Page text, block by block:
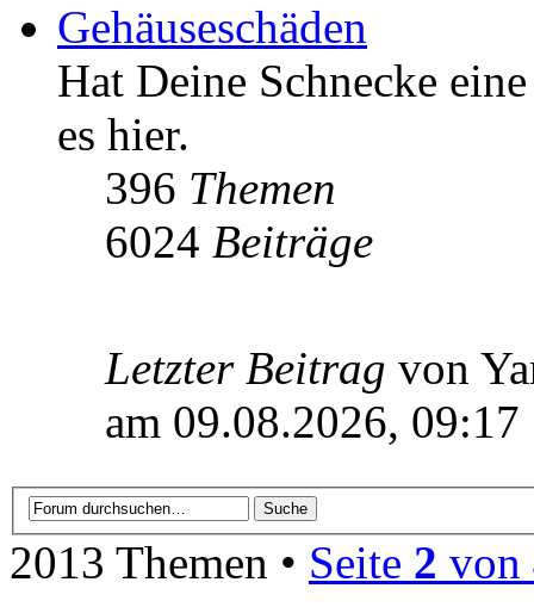
Gehäuseschäden
Hat Deine Schnecke
es hier.
396 Themen
6024 Beiträge
Letzter Beitrag von
am 09.08.2026, 09:17
2013 Themen • Seite 2 von